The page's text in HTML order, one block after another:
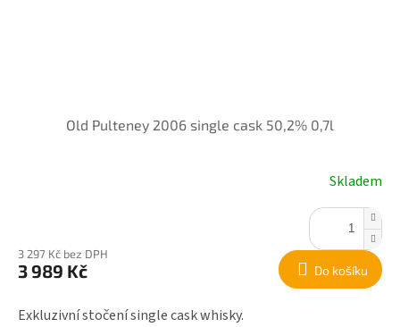
Old Pulteney 2006 single cask 50,2% 0,7l
Skladem
3 297 Kč bez DPH
3 989 Kč Do košíku
Exkluzivní stočení single cask whisky.